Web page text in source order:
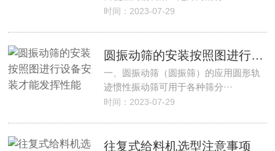
时间：2023-07-29
圆振动筛的安装按照图进行设备安装才能发挥性能
一、圆振动筛（圆振筛）的应用圆形轨
迹惯性振动筛可用于各种筛分···
时间：2023-07-29
往复式给料机选型注意事项